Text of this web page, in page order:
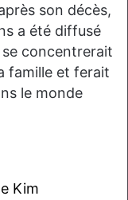
son décès,
a été diffusé
se concentrerait
famille et ferait
le monde
Kim